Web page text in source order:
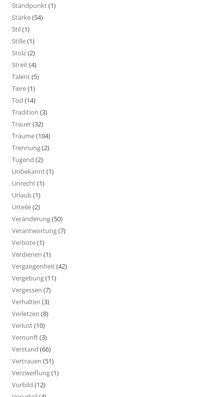
Standpunkt(1)
Stärke(54)
Stil(1)
Stille(1)
Stolz(2)
Streit(4)
Talent(5)
Tiere(1)
Tod (14)
Tradition (3)
Trauer(32)
Träume(104)
Trennung(2)
Tugend (2)
Unbekannt(1)
Unrecht(1)
Urlaub(1)
Urteile(2)
Veränderung(50)
Verantwortung(7)
Verbote(1)
Verdienen (1)
Vergangenheit(42)
Vergebung(11)
Vergessen (7)
Verhalten (3)
Verletzen (8)
Verlust(10)
Vernunft(3)
Verstand (66)
Vertrauen (51)
Verzweiflung(1)
Vorbild (12)